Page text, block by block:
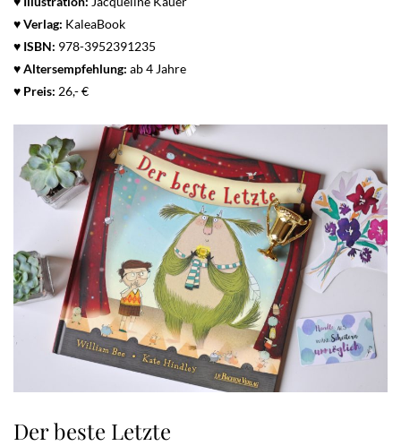
♥ Verlag: KaleaBook
♥ ISBN: 978-3952391235
♥Altersempfehlung: ab 4 Jahre
♥ Preis: 26,- €
Der beste Letzte